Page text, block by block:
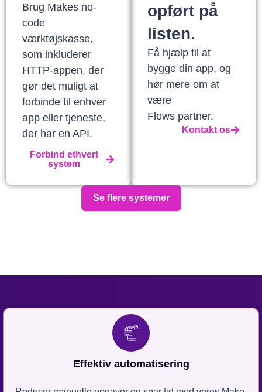
Brug Makes no-
code
værktøjskasse,
som inkluderer
HTTP-appen, der
gør det muligt at
forbinde til enhver
app eller tjeneste,
der har en API.
Forbind ethvert
system
opført på
listen.
Få hjælp til at
bygge din app, og
hør mere om at
være
Flows partner.
Kontakt os
Se flere systemer
Effektiv automatisering